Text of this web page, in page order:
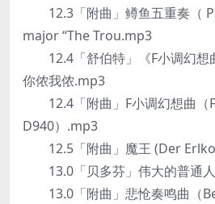
12.3「附曲」鳟鱼五重奏（
major “The Trou.mp3
12.4「舒伯特」《F小调幻想
你侬我侬.mp3
12.4「附曲」F小调幻想曲（
D940）.mp3
12.5「附曲」魔王 (Der
13.0「贝多芬」伟大的普通
13.0「附曲」悲怆奏鸣曲（